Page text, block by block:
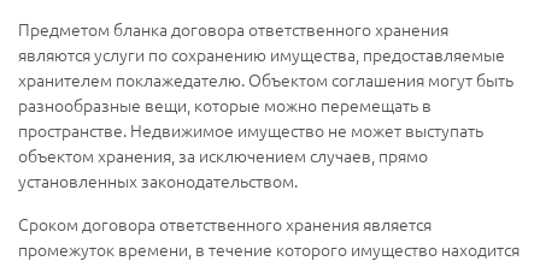
Предметом бланка договора ответственного хранения
являются услуги по сохранению имущества, предоставляемые
хранителем поклажедателю. Объектом соглашения могут быть
разнообразные вещи, которые можно перемещать в
пространстве. Недвижимое имущество не может выступать
объектом хранения, за исключением случаев, прямо
установленных законодательством.
Сроком договора ответственного хранения является
промежуток времени, в течение которого имущество находится